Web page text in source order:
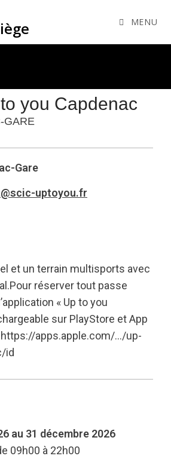
MENU
you Capdenac
GARE
Gare
uptoyou.fr
et un terrain multisports avec
réserver tout passe
« Up to you
sur PlayStore et App
https://apps.apple.com/…/up-
id
au 31 décembre 2026
09h00 à 22h00